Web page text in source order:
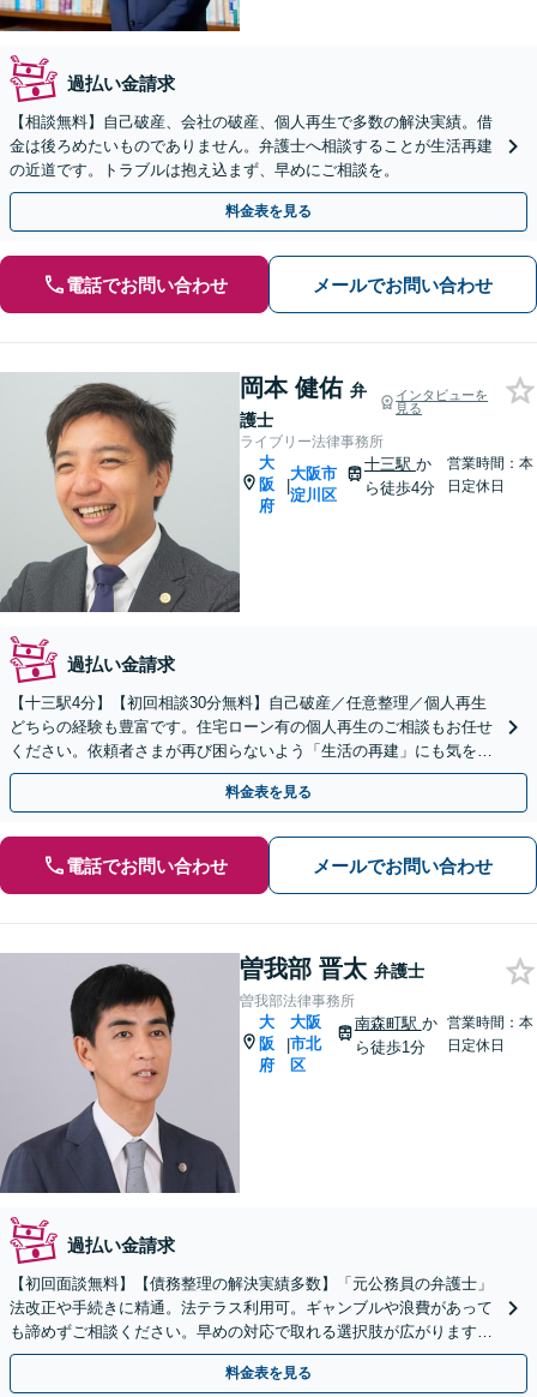
過払い金請求
【相談無料】自己破産、会社の破産、個人再生で多数の解決実績。借
金は後ろめたいものでありません。弁護士へ相談することが生活再建
の近道です。トラブルは抱え込まず、早めにご相談を。
料金表を見る
電話でお問い合わせ メールでお問い合わせ
岡本 健佑 弁
護士
インタビューを
見る
ライブリー法律事務所
大
阪
府
|
大阪市
淀川区
十三駅 か
ら徒歩4分
営業時間：本
日定休日
過払い金請求
【十三駅4分】【初回相談30分無料】自己破産／任意整理／個人再生
どちらの経験も豊富です。住宅ローン有の個人再生のご相談もお任せ
ください。依頼者さまが再び困らないよう「生活の再建」にも気を配
り、経済生活を立て直せるようサポートしてまいります
料金表を見る
電話でお問い合わせ メールでお問い合わせ
曽我部 晋太 弁護士
曽我部法律事務所
大
阪
府
|
大阪
市北
区
南森町駅 か
ら徒歩1分
営業時間：本
日定休日
過払い金請求
【初回面談無料】【債務整理の解決実績多数】「元公務員の弁護士」
法改正や手続きに精通。法テラス利用可。ギャンブルや浪費があって
も諦めずご相談ください。早めの対応で取れる選択肢が広がります。
リーズナブルかつスピーディーに解決。法人も対応可能です
料金表を見る